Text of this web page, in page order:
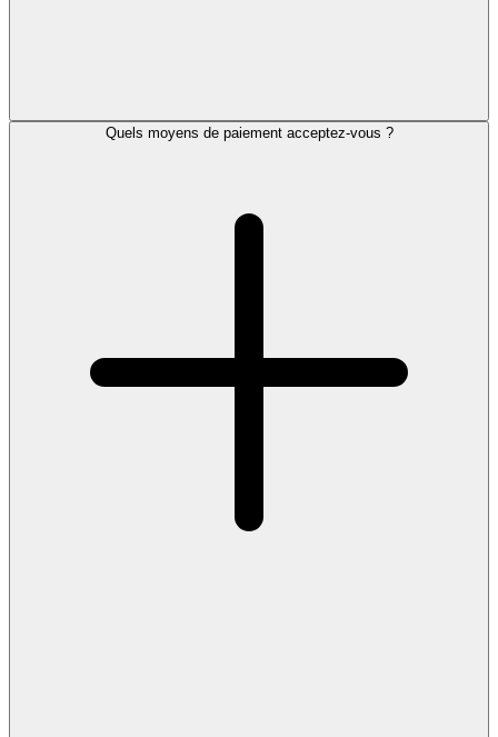
Quels moyens de paiement acceptez-vous ?